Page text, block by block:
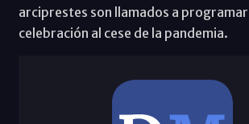
arciprestes son llamados a programar
celebración al cese de la pandemia.